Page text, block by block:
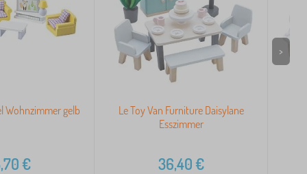
Wohnzimmer gelb
€
Le Toy Van Furniture Daisylane
Esszimmer
36,40€
>